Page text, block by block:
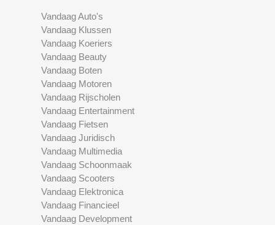
Vandaag Auto's
Vandaag Klussen
Vandaag Koeriers
Vandaag Beauty
Vandaag Boten
Vandaag Motoren
Vandaag Rijscholen
Vandaag Entertainment
Vandaag Fietsen
Vandaag Juridisch
Vandaag Multimedia
Vandaag Schoonmaak
Vandaag Scooters
Vandaag Elektronica
Vandaag Financieel
Vandaag Development